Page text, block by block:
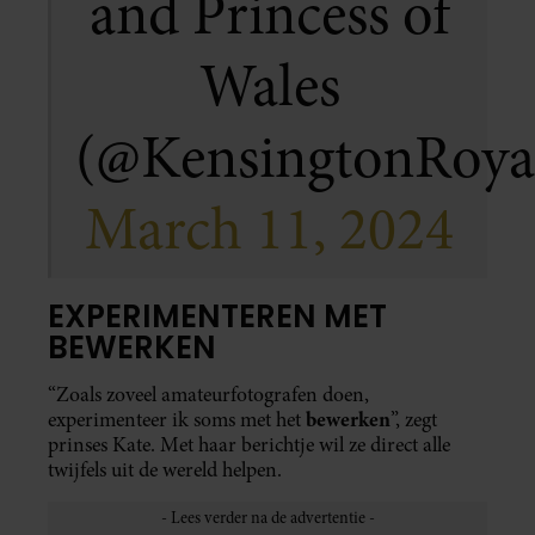
Wales
March 11, 2024
EXPERIMENTEREN MET
BEWERKEN
“Zoals zoveel amateurfotografen doen,
experimenteer ik soms met hetbewerken”, zegt
prinses Kate. Met haar berichtje wil ze direct alle
twijfels uit de wereld helpen.